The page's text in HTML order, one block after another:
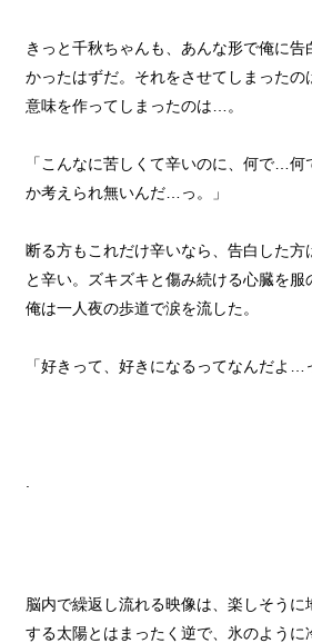
きっと千秋ちゃんも、あんな形で俺に告
かったはずだ。それをさせてしまったの
意味を作ってしまったのは…。
「こんなに苦しくて辛いのに、何で…何
か考えられ無いんだ…っ。」
断る方もこれだけ辛いなら、告白した方
と辛い。ズキズキと傷み続ける心臓を服
俺は一人夜の歩道で涙を流した。
「好きって、好きになるってなんだよ…
脳内で繰返し流れる映像は、楽しそうに
する太陽とはまったく逆で、氷のように